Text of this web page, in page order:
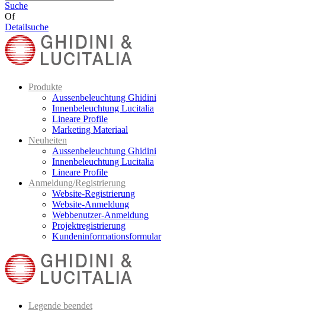
Suche
Of
Detailsuche
Produkte
Aussenbeleuchtung Ghidini
Innenbeleuchtung Lucitalia
Lineare Profile
Marketing Materiaal
Neuheiten
Aussenbeleuchtung Ghidini
Innenbeleuchtung Lucitalia
Lineare Profile
Anmeldung/Registrierung
Website-Registrierung
Website-Anmeldung
Webbenutzer-Anmeldung
Projektregistrierung
Kundeninformationsformular
Legende beendet